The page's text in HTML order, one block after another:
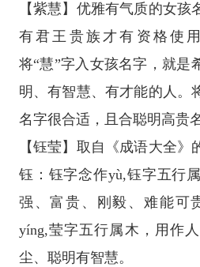
【紫慧】优雅有气质的女孩
有君王贵族才有资格使
将“慧”字入女孩名字，就是
明、有智慧、有才能的人。
名字很合适，且合聪明高贵
【钰莹】取自《成语大全》
钰：钰字念作yù,钰字五行
强、富贵、刚毅、难能可
yíng,莹字五行属木，用作
尘、聪明有智慧。